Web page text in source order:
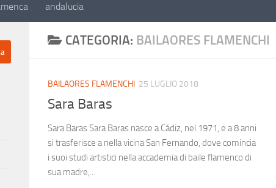
andalucia
CATEGORIA: BAILAORES FLAMENCHI
BAILAORES FLAMENCHI 25 LUGLIO 2018
Sara Baras
Sara Baras Sara Baras nasce a Cádiz, nel 1971, e a 8 anni
si trasferisce a nella vicina San Fernando, dove comincia
i suoi studi artistici nella accademia di baile flamenco di
sua madre,...